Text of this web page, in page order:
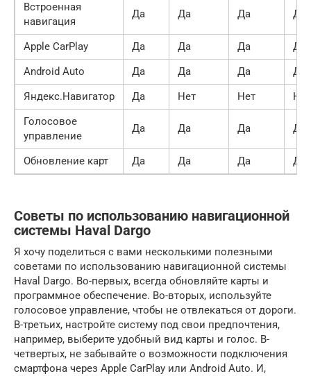
Встроенная
навигация
Да Да Да Да
Apple CarPlay Да Да Да
Да
Android Auto
Да Да Да
Да
Яндекс.Навигатор
Да Нет Нет
Нет
Голосовое
управление
Да Да Да Да
Обновление карт Да Да Да Да
Советы по использованию навигационной
системы Haval Dargo
Я хочу поделиться с вами несколькими полезными
советами по использованию навигационной системы
Haval Dargo. Во-первых, всегда обновляйте карты и
программное обеспечение. Во-вторых, используйте
голосовое управление, чтобы не отвлекаться от дороги.
В-третьих, настройте систему под свои предпочтения,
например, выберите удобный вид карты и голос. В-
четвертых, не забывайте о возможности подключения
смартфона через Apple CarPlay или Android Auto. И,